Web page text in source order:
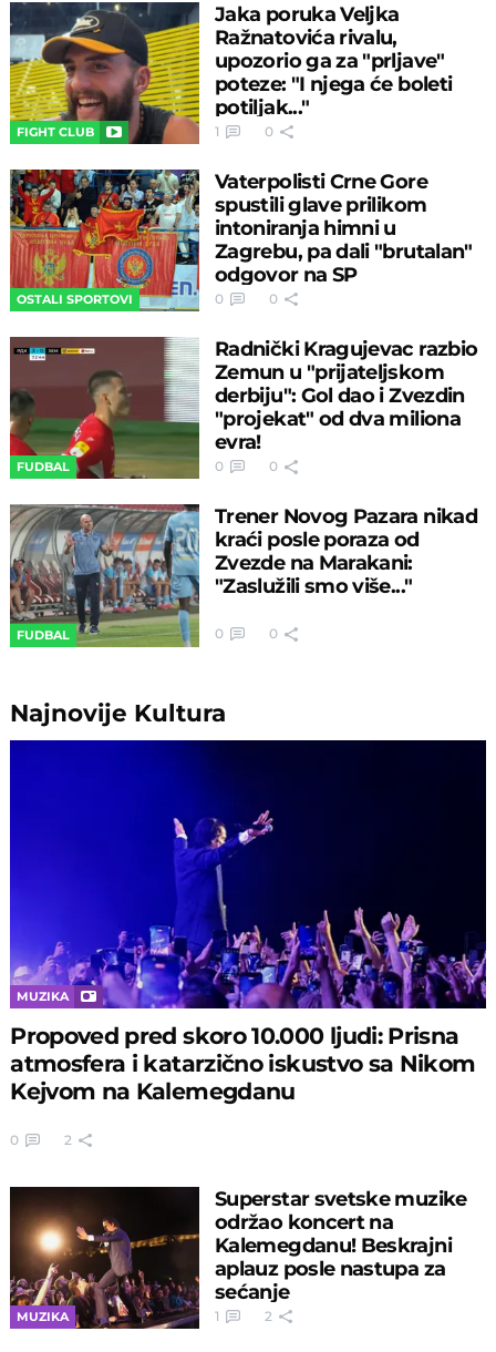
FIGHT CLUB
Jaka poruka Veljka
Ražnatovića rivalu,
upozorio ga za "prljave"
poteze: "I njega će boleti
potiljak..."
1 0
OSTALI SPORTOVI
Vaterpolisti Crne Gore
spustili glave prilikom
intoniranja himni u
Zagrebu, pa dali "brutalan"
odgovor na SP
0 0
FUDBAL
Radnički Kragujevac razbio
Zemun u "prijateljskom
derbiju": Gol dao i Zvezdin
"projekat" od dva miliona
evra!
0 0
FUDBAL
Trener Novog Pazara nikad
kraći posle poraza od
Zvezde na Marakani:
"Zaslužili smo više..."
0 0
Najnovije Kultura
MUZIKA
Propoved pred skoro 10.000 ljudi: Prisna
atmosfera i katarzično iskustvo sa Nikom
Kejvom na Kalemegdanu
0 2
MUZIKA
Superstar svetske muzike
održao koncert na
Kalemegdanu! Beskrajni
aplauz posle nastupa za
sećanje
1 2